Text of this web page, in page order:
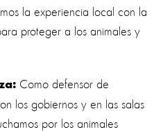
la experiencia local con la
proteger a los animales y
Como defensor de
los gobiernos y en las salas
por los animales